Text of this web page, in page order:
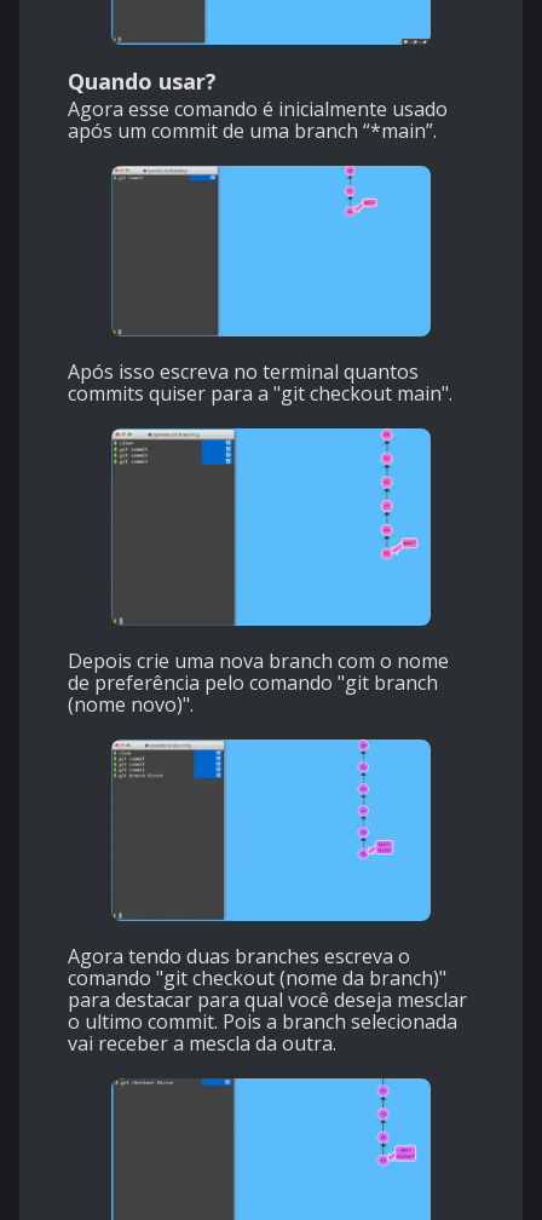
Quando usar?
Agora esse comando é inicialmente usado
após um commit de uma branch “*main”.
Após isso escreva no terminal quantos
commits quiser para a "git checkout main".
Depois crie uma nova branch com o nome
de preferência pelo comando "git branch
(nome novo)".
Agora tendo duas branches escreva o
comando "git checkout (nome da branch)"
para destacar para qual você deseja mesclar
o ultimo commit. Pois a branch selecionada
vai receber a mescla da outra.